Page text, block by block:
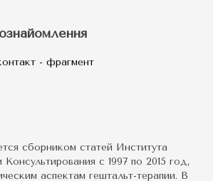
- фрагмент
сборником статей Института
Консультирования с 1997 по 2015 год,
аспектам гештальт-терапии. В